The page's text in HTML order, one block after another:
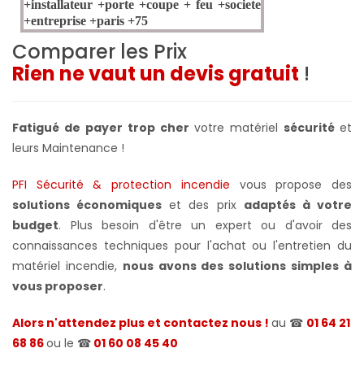
Comparer les Prix
Rien ne vaut un devis gratuit !
Fatigué de payer trop cher votre matérielsécurité et
leurs Maintenance !
PFI Sécurité & protection incendie vous propose des
solutions économiques et des prix adaptés à votre
budget. Plus besoin d'être un expert ou d'avoir des
connaissances techniques pour l'achat ou l'entretien du
matériel incendie, nous avons des solutions simples à
vous proposer.
Alors n'attendez plus et contactez nous ! au ☎ 01 64 21
68 86ou le ☎ 01 60 08 45 40